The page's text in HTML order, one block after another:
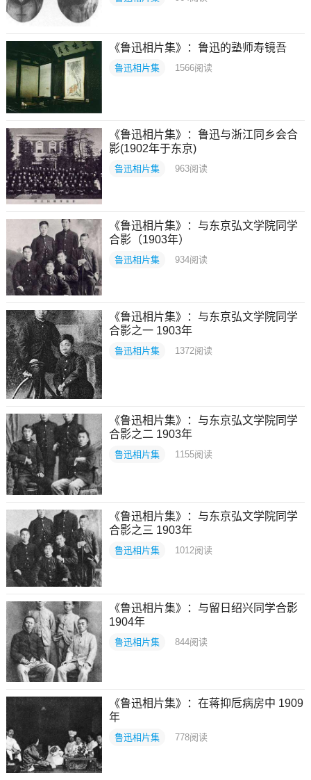
《鲁迅相片集》：鲁迅的塾师寿镜吾
鲁迅相片集 1566阅读
《鲁迅相片集》：鲁迅与浙江同乡会合
影(1902年于东京)
鲁迅相片集 963阅读
《鲁迅相片集》：与东京弘文学院同学
合影（1903年）
鲁迅相片集 934阅读
《鲁迅相片集》：与东京弘文学院同学
合影之一 1903年
鲁迅相片集 1372阅读
《鲁迅相片集》：与东京弘文学院同学
合影之二 1903年
鲁迅相片集 1155阅读
《鲁迅相片集》：与东京弘文学院同学
合影之三 1903年
鲁迅相片集 1012阅读
《鲁迅相片集》：与留日绍兴同学合影
1904年
鲁迅相片集 844阅读
《鲁迅相片集》：在蒋抑卮病房中 1909
年
鲁迅相片集 778阅读